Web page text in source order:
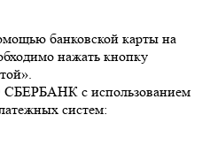
банковской карты на
нажать кнопку
СБЕРБАНК с использованием
систем: